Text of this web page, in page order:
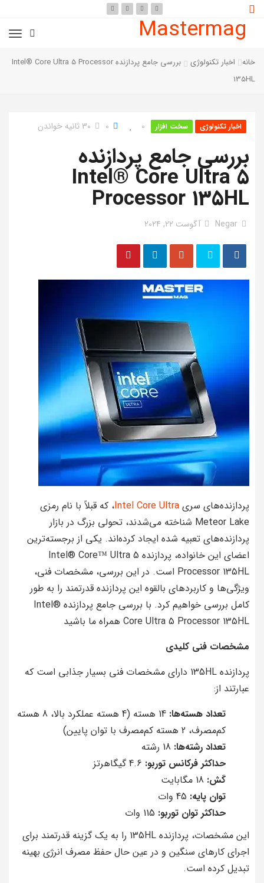
Mastermag
خانه اخبار تکنولوژی
بررسی جامع پردازنده Intel® Core Ultra 5 Processor
135HL
اخبار تکنولوژی سخت افزار 0
0 30 ثانیه خواندن
بررسی جامع پردازنده
Intel® Core Ultra 5
Processor 135HL
Negar آگوست 22, 2024
پردازنده‌های سری Intel Core Ultra، که قبلاً با نام رمزی
Meteor Lake شناخته می‌شدند، تحولی بزرگ در بازار
پردازنده‌های تعبیه شده ایجاد کرده‌اند. یکی از برجسته‌ترین
اعضای این خانواده، پردازنده Intel® Core™ Ultra 5
Processor 135HL است. در این بررسی، مشخصات فنی،
ویژگی‌ها و کاربردهای بالقوه این پردازنده قدرتمند را به طور
کامل بررسی خواهیم کرد. با بررسی جامع پردازنده Intel®
Core Ultra 5 Processor 135HL همراه ما باشید
مشخصات فنی کلیدی
پردازنده 135HL دارای مشخصات فنی بسیار جذابی است که
عبارتند از:
تعداد هسته‌ها:
14 هسته (4 هسته عملکرد بالا، 8 هسته
کم‌مصرف، 2 هسته کم‌مصرف با توان پایین)
تعداد رشته‌ها:
حداکثر فرکانس توربو:
کَش:
توان پایه:
حداکثر توان توربو:
این مشخصات، پردازنده 135HL را به یک گزینه قدرتمند برای
اجرای کارهای سنگین و در عین حال حفظ مصرف انرژی بهینه
تبدیل کرده است.